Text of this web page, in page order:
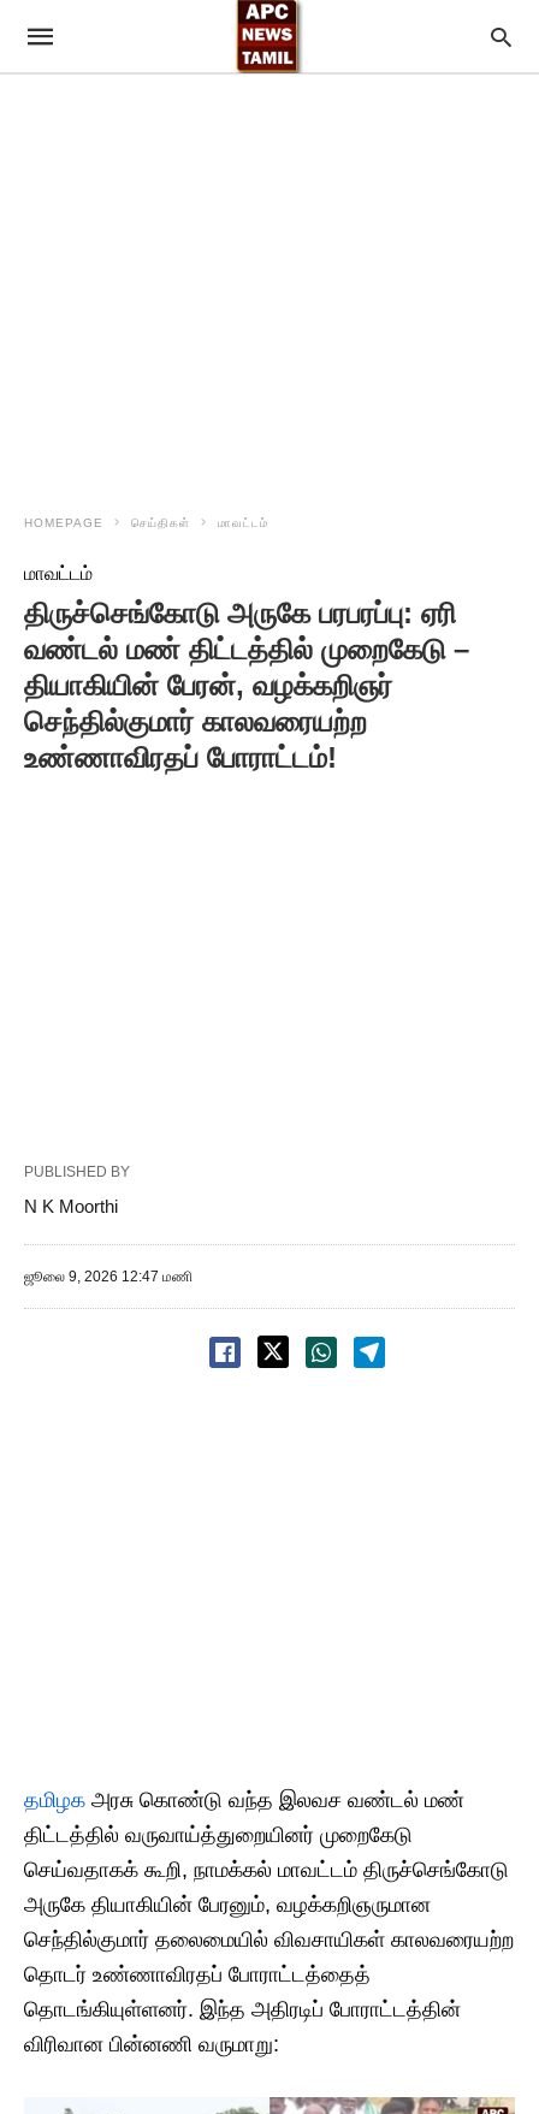
HOMEPAGE செய்திகள் மாவட்டம்
மாவட்டம்
திருச்செங்கோடு அருகே பரபரப்பு: ஏரி
வண்டல் மண் திட்டத்தில் முறைகேடு –
தியாகியின் பேரன், வழக்கறிஞர்
செந்தில்குமார் காலவரையற்ற
உண்ணாவிரதப் போராட்டம்!
PUBLISHED BY
N K Moorthi
ஜூலை 9, 2026 12:47 மணி
தமிழக அரசு கொண்டு வந்த இலவச வண்டல் மண்
திட்டத்தில் வருவாய்த்துறையினர் முறைகேடு
செய்வதாகக் கூறி, நாமக்கல் மாவட்டம் திருச்செங்கோடு
அருகே தியாகியின் பேரனும், வழக்கறிஞருமான
செந்தில்குமார் தலைமையில் விவசாயிகள் காலவரையற்ற
தொடர் உண்ணாவிரதப் போராட்டத்தைத்
தொடங்கியுள்ளனர். ​இந்த அதிரடிப் போராட்டத்தின்
விரிவான பின்னணி வருமாறு: